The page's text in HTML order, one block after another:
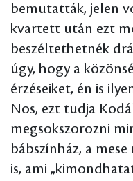
bemutatták, jelen
kvartett után ezt
beszéltethetnék
úgy, hogy a
érzéseiket, én is
Nos, ezt tudja
megsokszorozni
bábszínház, a
is, ami